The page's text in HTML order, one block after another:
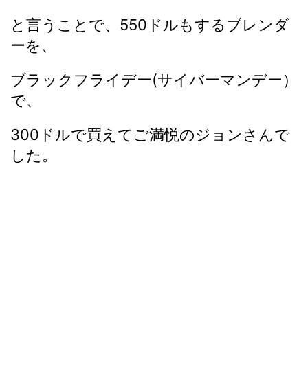
と言うことで、550ドルもするブレンダ
ーを、
ブラックフライデー(サイバーマンデー）
で、
300ドルで買えてご満悦のジョンさんで
した。